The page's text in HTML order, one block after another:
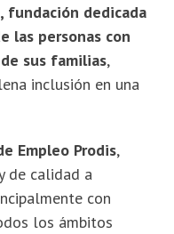
, fundación dedicada
las personas con
sus familias,
inclusión en una
Empleo Prodis,
de calidad a
con
los ámbitos